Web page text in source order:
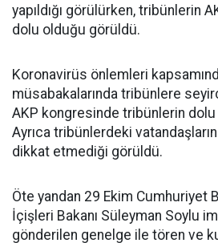
yapıldığı görülürken, tribünlerin
dolu olduğu görüldü.
Koronavirüs önlemleri
müsabakalarında tribünlere
AKP kongresinde tribünlerin
Ayrıca tribünlerdeki
dikkat etmediği görüldü.
Öte yandan 29 Ekim Cumhuriyet
İçişleri Bakanı Süleyman Soylu
gönderilen genelge ile tören ve